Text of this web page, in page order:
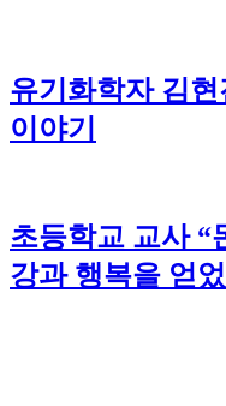
유기화학자 김
이야기
초등학교 교사 “
강과 행복을 얻